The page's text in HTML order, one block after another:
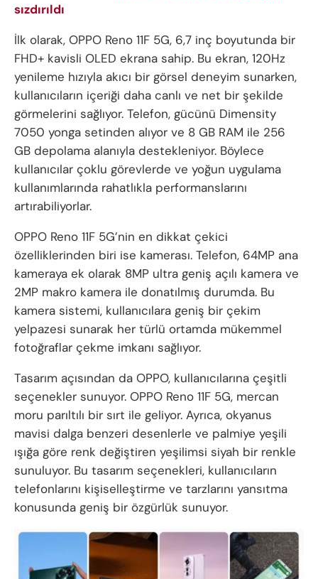
sızdırıldı
İlk olarak, OPPO Reno 11F 5G, 6,7 inç boyutunda bir
FHD+ kavisli OLED ekrana sahip. Bu ekran, 120Hz
yenileme hızıyla akıcı bir görsel deneyim sunarken,
kullanıcıların içeriği daha canlı ve net bir şekilde
görmelerini sağlıyor. Telefon, gücünü Dimensity
7050 yonga setinden alıyor ve 8 GB RAM ile 256
GB depolama alanıyla destekleniyor. Böylece
kullanıcılar çoklu görevlerde ve yoğun uygulama
kullanımlarında rahatlıkla performanslarını
artırabiliyorlar.
OPPO Reno 11F 5G’nin en dikkat çekici
özelliklerinden biri ise kamerası. Telefon, 64MP ana
kameraya ek olarak 8MP ultra geniş açılı kamera ve
2MP makro kamera ile donatılmış durumda. Bu
kamera sistemi, kullanıcılara geniş bir çekim
yelpazesi sunarak her türlü ortamda mükemmel
fotoğraflar çekme imkanı sağlıyor.
Tasarım açısından da OPPO, kullanıcılarına çeşitli
seçenekler sunuyor. OPPO Reno 11F 5G, mercan
moru parıltılı bir sırt ile geliyor. Ayrıca, okyanus
mavisi dalga benzeri desenlerle ve palmiye yeşili
ışığa göre renk değiştiren yeşilimsi siyah bir renkle
sunuluyor. Bu tasarım seçenekleri, kullanıcıların
telefonlarını kişiselleştirme ve tarzlarını yansıtma
konusunda geniş bir özgürlük sunuyor.